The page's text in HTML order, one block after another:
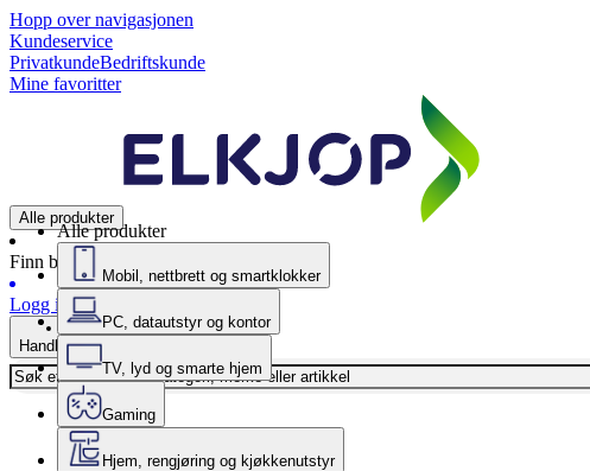
Hopp over navigasjonen
Kundeservice
PrivatkundeBedriftskunde
Mine favoritter
Alle produkter
Finn butikk
Logg inn
Handlekurv
Alle produkter
Mobil, nettbrett og smartklokker
PC, datautstyr og kontor
TV, lyd og smarte hjem
Gaming
Hjem, rengjøring og kjøkkenutstyr